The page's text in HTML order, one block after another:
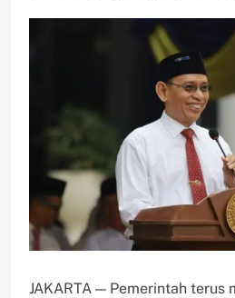
JAKARTA — Pemerintah terus